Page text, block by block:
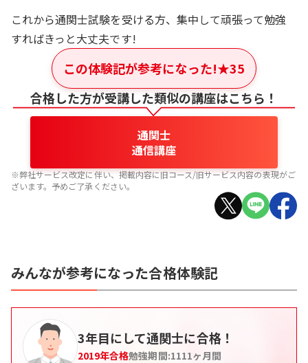
これから通関士試験を受ける方、集中して頑張って勉強
すればきっと大丈夫です!
この体験記が参考になった!★35
合格した方が受講した類似の講座はこちら！
通関士
通信講座
※弊社サービス改定に伴い、掲載内容に旧コース/旧サービス内容の表現がご
ざいます。予めご了承ください。
みんなが参考になった合格体験記
3年目にして通関士に合格！
2019年合格勉強期間:1111ヶ月間